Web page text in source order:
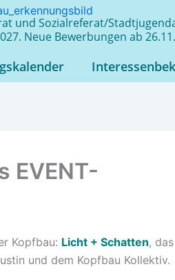
und Sozialreferat/
Neue Bewerbungen ab
EVENT-
Kopfbau: Licht + Schatten, das
und dem Kopfbau Kollektiv.